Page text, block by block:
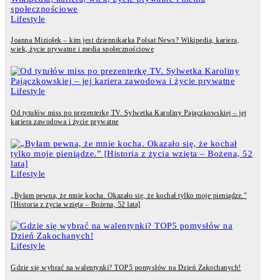
Lifestyle
Joanna Miziołek – kim jest dziennikarka Polsat News? Wikipedia, kariera,
wiek, życie prywatne i media społecznościowe
Lifestyle
Od tytułów miss po prezenterkę TV. Sylwetka Karoliny Pajączkowskiej – jej
kariera zawodowa i życie prywatne
Lifestyle
„Byłam pewna, że mnie kocha. Okazało się, że kochał tylko moje pieniądze.”
[Historia z życia wzięta – Bożena, 52 lata]
Lifestyle
Gdzie się wybrać na walentynki? TOP5 pomysłów na Dzień Zakochanych!